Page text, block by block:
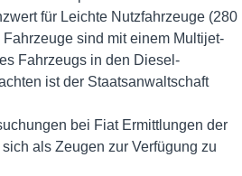
für Leichte Nutzfahrzeuge (280
sind mit einem Multijet-
Fahrzeugs in den Diesel-
ist der Staatsanwaltschaft
bei Fiat Ermittlungen der
als Zeugen zur Verfügung zu